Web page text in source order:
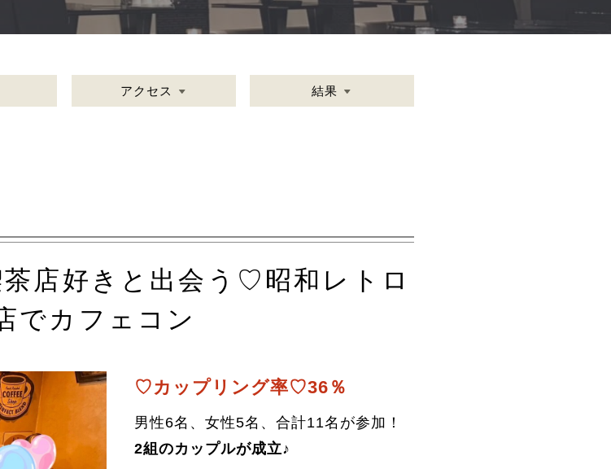
アクセス 結果
店好きと出会う♡昭和レトロ
でカフェコン
♡カップリング率♡36％
男性6名、女性5名、合計11名が参加！
2組のカップルが成立♪